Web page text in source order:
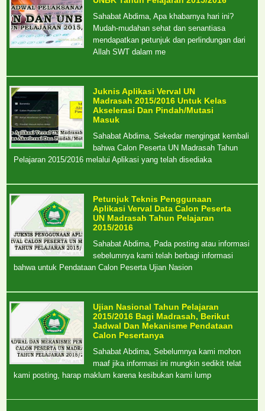
Sahabat Abdima, Apa khabarnya hari ini?
Mudah-mudahan sehat dan senantiasa
mendapatkan petunjuk dan perlindungan dari
Allah SWT dalam me
Juknis Aplikasi Verval UN
Madrasah 2015/2016 Untuk Kelas
Akselerasi Dan Pindah/Mutasi
Masuk
Sahabat Abdima, Sekedar mengingat kembali
bahwa Calon Peserta UN Madrasah Tahun
Pelajaran 2015/2016 melalui Aplikasi yang telah disediaka
Petunjuk Teknis Penggunaan
Aplikasi Verval Data Calon Peserta
UN Madrasah Tahun Pelajaran
2015/2016
Sahabat Abdima, Pada posting atau informasi
sebelumnya kami telah berbagi informasi
bahwa untuk Pendataan Calon Peserta Ujian Nasion
Ujian Nasional Tahun Pelajaran
2015/2016 Bagi Madrasah, Berikut
Jadwal Dan Mekanisme Pendataan
Calon Pesertanya
Sahabat Abdima, Sebelumnya kami mohon
maaf jika informasi ini mungkin sedikit telat
kami posting, harap maklum karena kesibukan kami lump